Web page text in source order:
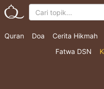
Quran Doa Cerita Hikmah
Fatwa DSN